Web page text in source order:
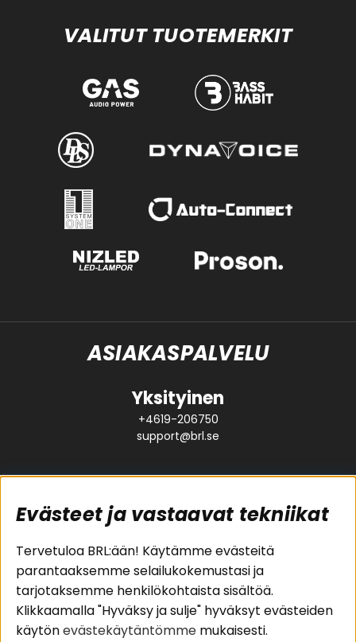
VALITUT TUOTEMERKIT
ASIAKASPALVELU
Yksityinen
+4619-206750
support@brl.se
Suositut sivut
Pakettiratkaisut
Autostereot
Kaiuttimet
Päätevahvistimet
Asiakaspalvelu
Evästeet
Huolto- ja
takuutiedot
Ostoehdot
Evästeet ja vastaavat tekniikat
Tervetuloa BRL:ään! Käytämme evästeitä
parantaaksemme selailukokemustasi ja
tarjotaksemme henkilökohtaista sisältöä.
Klikkaamalla "Hyväksy ja sulje" hyväksyt evästeiden
käytönevästekäytäntömme mukaisesti.